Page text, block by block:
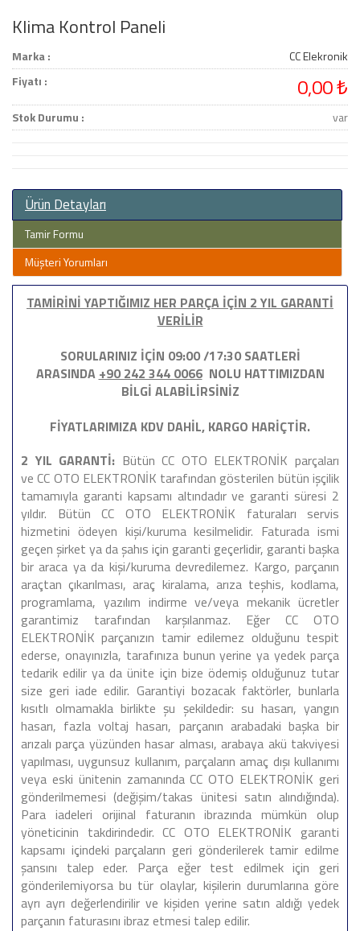
Klima Kontrol Paneli
Marka :
CC Elekronik
Fiyatı :
0,00 ₺
Stok Durumu : var
Ürün Detayları
Tamir Formu
Müşteri Yorumları
TAMİRİNİ YAPTIĞIMIZ HER PARÇA İÇİN 2 YIL GARANTİ
VERİLİR
SORULARINIZ İÇİN 09:00 /17:30 SAATLERİ
ARASINDA +90 242 344 0066NOLU HATTIMIZDAN
BİLGİ ALABİLİRSİNİZ
FİYATLARIMIZA KDV DAHİL, KARGO HARİÇTİR.
2 YIL GARANTİ: Bütün CC OTO ELEKTRONİK parçaları
ve CC OTO ELEKTRONİK tarafından gösterilen bütün işçilik
tamamıyla garanti kapsamı altındadır ve garanti süresi 2
yıldır. Bütün CC OTO ELEKTRONİK faturaları servis
hizmetini ödeyen kişi/kuruma kesilmelidir. Faturada ismi
geçen şirket ya da şahıs için garanti geçerlidir, garanti başka
bir araca ya da kişi/kuruma devredilemez. Kargo, parçanın
araçtan çıkarılması, araç kiralama, arıza teşhis, kodlama,
programlama, yazılım indirme ve/veya mekanik ücretler
garantimiz tarafından karşılanmaz. Eğer CC OTO
ELEKTRONİK parçanızın tamir edilemez olduğunu tespit
ederse, onayınızla, tarafınıza bunun yerine ya yedek parça
tedarik edilir ya da ünite için bize ödemiş olduğunuz tutar
size geri iade edilir. Garantiyi bozacak faktörler, bunlarla
kısıtlı olmamakla birlikte şu şekildedir: su hasarı, yangın
hasarı, fazla voltaj hasarı, parçanın arabadaki başka bir
arızalı parça yüzünden hasar alması, arabaya akü takviyesi
yapılması, uygunsuz kullanım, parçaların amaç dışı kullanımı
veya eski ünitenin zamanında CC OTO ELEKTRONİK geri
gönderilmemesi (değişim/takas ünitesi satın alındığında).
Para iadeleri orijinal faturanın ibrazında mümkün olup
yöneticinin takdirindedir. CC OTO ELEKTRONİK garanti
kapsamı içindeki parçaların geri gönderilerek tamir edilme
şansını talep eder. Parça eğer test edilmek için geri
gönderilemiyorsa bu tür olaylar, kişilerin durumlarına göre
ayrı ayrı değerlendirilir ve kişiden yerine satın aldığı yedek
parçanın faturasını ibraz etmesi talep edilir.